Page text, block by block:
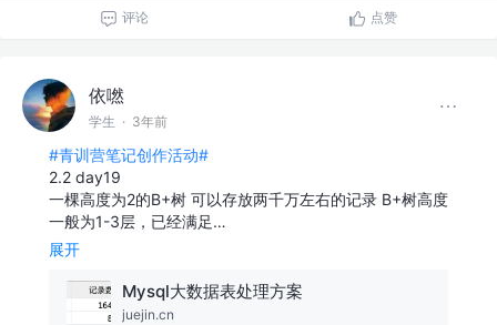
评论 点赞
依嘫
学生 · 3年前
#青训营笔记创作活动#
2.2 day19
一棵高度为2的B+树 可以存放两千万左右的记录 B+树高度
一般为1-3层，已经满足…
展开
Mysql大数据表处理方案
juejin.cn